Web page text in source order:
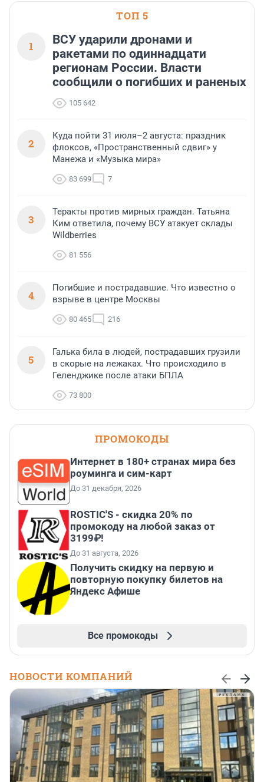
ТОП 5
1
ВСУ ударили дронами и
ракетами по одиннадцати
регионам России. Власти
сообщили о погибших и раненых
105 642
2
Куда пойти 31 июля–2 августа: праздник
флоксов, «Пространственный сдвиг» у
Манежа и «Музыка мира»
83 699 7
3
Теракты против мирных граждан. Татьяна
Ким ответила, почему ВСУ атакует склады
Wildberries
81 556
4
Погибшие и пострадавшие. Что известно о
взрыве в центре Москвы
80 465 216
5
Галька била в людей, пострадавших грузили
в скорые на лежаках. Что происходило в
Геленджике после атаки БПЛА
73 800
ПРОМОКОДЫ
Интернет в 180+ странах мира без
роуминга и сим-карт
До 31 декабря, 2026
ROSTIC'S - скидка 20% по
промокоду на любой заказ от
3199₽!
До 31 августа, 2026
Получить скидку на первую и
повторную покупку билетов на
Яндекс Афише
Все промокоды
НОВОСТИ КОМПАНИЙ